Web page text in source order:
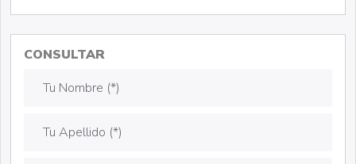
CONSULTAR